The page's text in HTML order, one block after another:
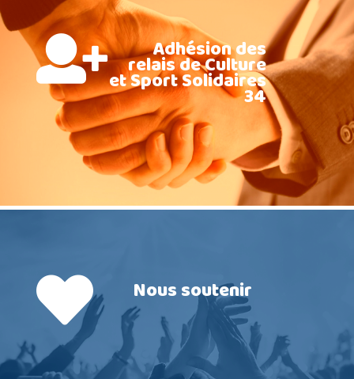
Adhésion des
relais de Culture
et Sport Solidaires
34
Nous soutenir